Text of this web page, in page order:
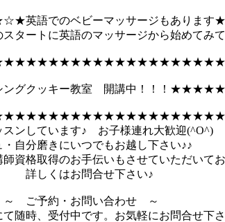
ビーマッサージもあります
トに英語のマッサージから始めてみて
クッキー教室 開講中！！！★★★★★
スンしています♪ お子様連れ大歓迎(^O^)
自分磨きにいつでもお越し下さい♪♪
資格取得のお手伝いもさせていただいて
問合せ下さい♪
お問い合わせ ～
受付中です。お気軽にお問合せ下さ